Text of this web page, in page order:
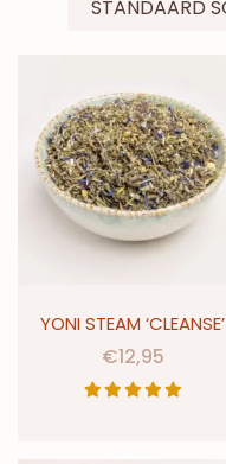
YONI STEAM ‘CLEANSE’
€12,95